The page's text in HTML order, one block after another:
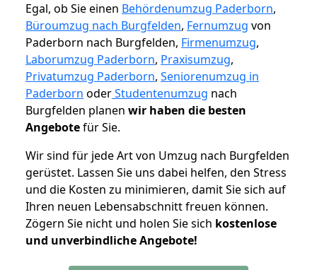
Egal, ob Sie einen Behördenumzug Paderborn,
Büroumzug nach Burgfelden, Fernumzug von
Paderborn nach Burgfelden, Firmenumzug,
Laborumzug Paderborn, Praxisumzug,
Privatumzug Paderborn, Seniorenumzug in
Paderborn oderStudentenumzug nach
Burgfelden planen wir haben die besten
Angebotefür Sie.
Wir sind für jede Art von Umzug nach Burgfelden
gerüstet. Lassen Sie uns dabei helfen, den Stress
und die Kosten zu minimieren, damit Sie sich auf
Ihren neuen Lebensabschnitt freuen können.
Zögern Sie nicht und holen Sie sich kostenlose
und unverbindliche Angebote!